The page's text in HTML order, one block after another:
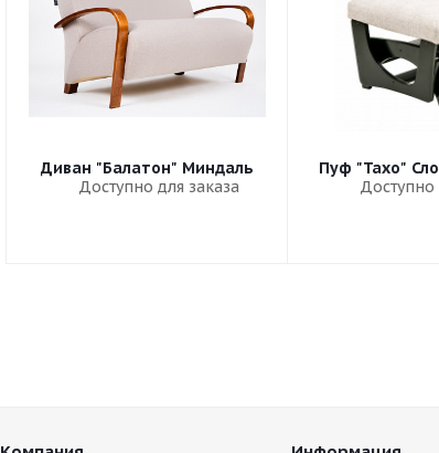
Диван "Балатон" Миндаль
Доступно для заказа
Пуф "Тахо"
Доступно